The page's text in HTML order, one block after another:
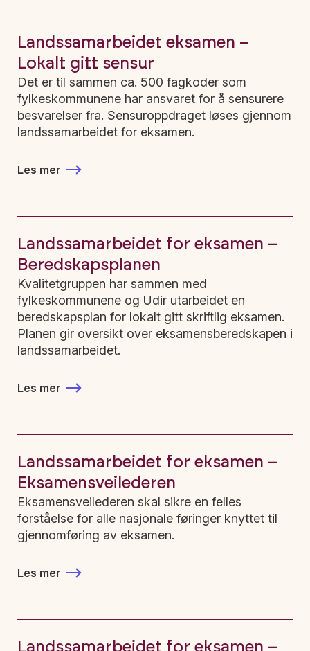
Landssamarbeidet eksamen –
Lokalt gitt sensur
Det er til sammen ca. 500 fagkoder som
fylkeskommunene har ansvaret for å sensurere
besvarelser fra. Sensuroppdraget løses gjennom
landssamarbeidet for eksamen.
Les mer
Landssamarbeidet for eksamen –
Beredskapsplanen
Kvalitetgruppen har sammen med
fylkeskommunene og Udir utarbeidet en
beredskapsplan for lokalt gitt skriftlig eksamen.
Planen gir oversikt over eksamensberedskapen i
landssamarbeidet.
Les mer
Landssamarbeidet for eksamen –
Eksamensveilederen
Eksamensveilederen skal sikre en felles
forståelse for alle nasjonale føringer knyttet til
gjennomføring av eksamen.
Les mer
Landssamarbeidet for eksamen –